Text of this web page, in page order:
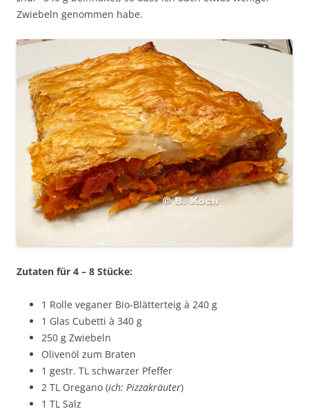
Zwiebeln genommen habe.
Zutaten für 4 – 8 Stücke:
1 Rolle veganer Bio-Blätterteig à 240 g
1 Glas Cubetti à 340 g
250 g Zwiebeln
Olivenöl zum Braten
1 gestr. TL schwarzer Pfeffer
2 TL Oregano (ich: Pizzakräuter)
1 TL Salz